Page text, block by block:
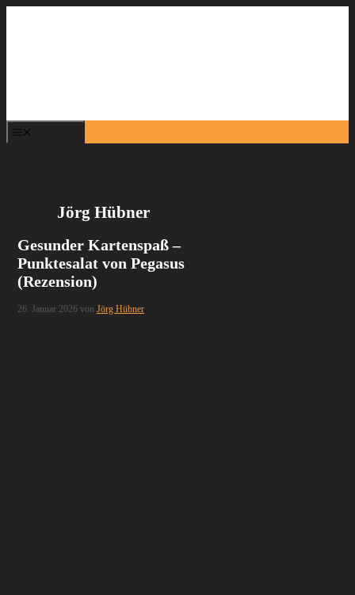
Jörg Hübner
Gesunder Kartenspaß –
Punktesalat von Pegasus
(Rezension)
26. Januar 2026 vonJörg Hübner